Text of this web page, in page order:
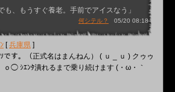
も、もうすぐ養老。手前でアイスなう」
何シテル？ 05/20 08:18
[兵庫県 ]
です。（正式名はまんねん） ( ｕ _ ｕ ) クゥゥ
ｏ◯ ｼｴﾝﾀ潰れるまで乗り続けます (・ω・｀